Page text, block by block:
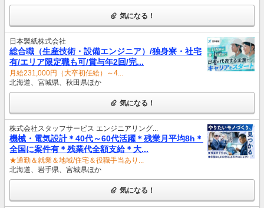
気になる！
日本製紙株式会社
総合職（生産技術・設備エンジニア）/独身寮・社宅
有/エリア限定職も可/賞与年2回/完...
月給231,000円（大卒初任給）～4...
北海道、宮城県、秋田県ほか
気になる！
株式会社スタッフサービス エンジニアリング...
機械・電気設計＊40代～60代活躍＊残業月平均8h＊
全国に案件有＊残業代全額支給＊大...
★通勤＆就業＆地域/住宅＆役職手当あり...
北海道、岩手県、宮城県ほか
気になる！